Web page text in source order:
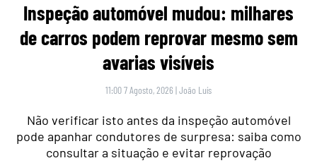
Inspeção automóvel mudou: milhares
de carros podem reprovar mesmo sem
avarias visíveis
11:00 7 Agosto, 2026 |João Luís
Não verificar isto antes da inspeção automóvel
pode apanhar condutores de surpresa: saiba como
consultar a situação e evitar reprovação